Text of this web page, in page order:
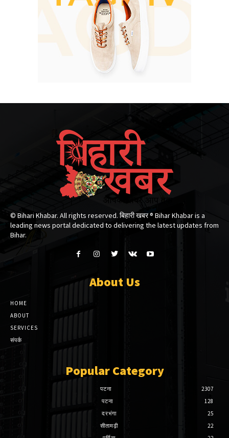
© Bihari Khabar. All rights reserved. बिहारी खबर ®​ Bihar Khabar is a
leading news portal dedicated to delivering the latest updates from
Bihar.
About Us
HOME
ABOUT
SERVICES
संपर्क
Popular Category
पटना
2307
पटना
128
दरभंगा
25
सीतामढ़ी
22